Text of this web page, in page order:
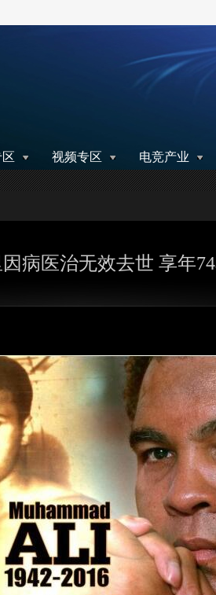
视频专区 电竞产业
病医治无效去世 享年